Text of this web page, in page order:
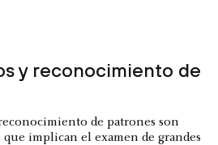
y reconocimiento de
de patrones son
implican el examen de grandes